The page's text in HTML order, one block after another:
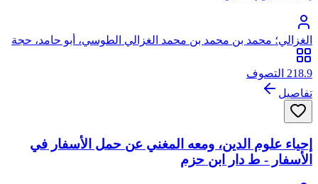
الغزالي؛ محمد بن محمد بن محمد الغزالي الطوسي، أبو حامد، حجة
الإسلام
218.9 التصوف
تفاصيل
إحياء علوم الدين، ومعه المغني عن حمل الأسفار في
الأسفار - ط دار ابن حزم